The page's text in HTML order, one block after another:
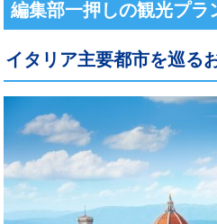
編集部一押しの観光プラ
イタリア主要都市を巡る